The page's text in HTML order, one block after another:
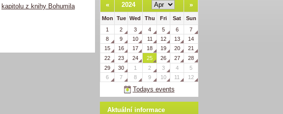
kapitolu z knihy Bohumila
« 2024 »
Mon Tue Wed Thu Fri Sat
Sun
1
2 3 4 5 6
7
8
9 10 11 12 13
14
15
16 17 18 19 20
21
22
23 24 25 26 27
28
29
30 1 2 3 4
5
6
7 8 9 10 11 12
Todays events
Aktuální informace